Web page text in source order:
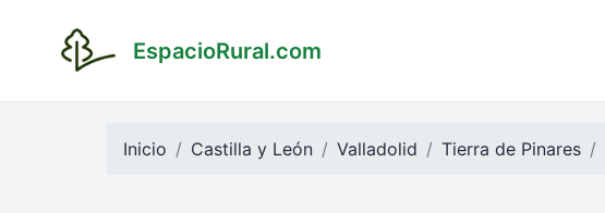
EspacioRural.com
Inicio Castilla y León Valladolid Tierra de Pinares